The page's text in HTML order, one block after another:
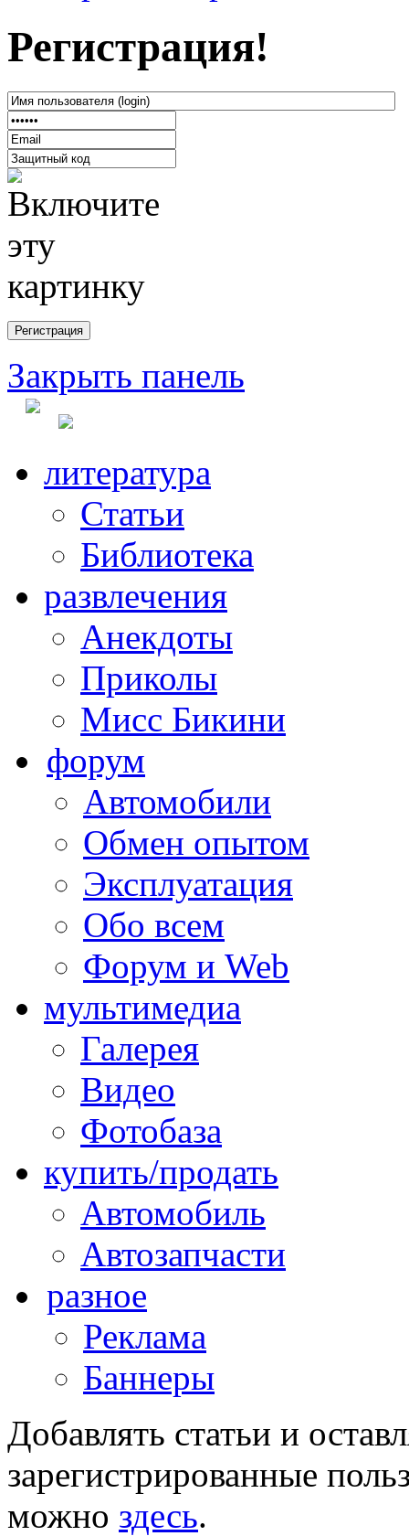
Регистрация!
Закрыть панель
литература
Статьи
Библиотека
развлечения
Анекдоты
Приколы
Мисс Бикини
форум
Автомобили
Обмен опытом
Эксплуатация
Обо всем
Форум и Web
мультимедиа
Галерея
Видео
Фотобаза
купить/продать
Автомобиль
Автозапчасти
разное
Реклама
Баннеры
Добавлять статьи и
зарегистрированные
можно здесь.